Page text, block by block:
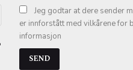
Jeg godtar at dere sender
er innforstått med vilkårene for
informasjon